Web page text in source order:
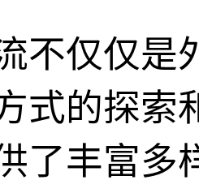
不仅仅是
式的探索
了丰富多